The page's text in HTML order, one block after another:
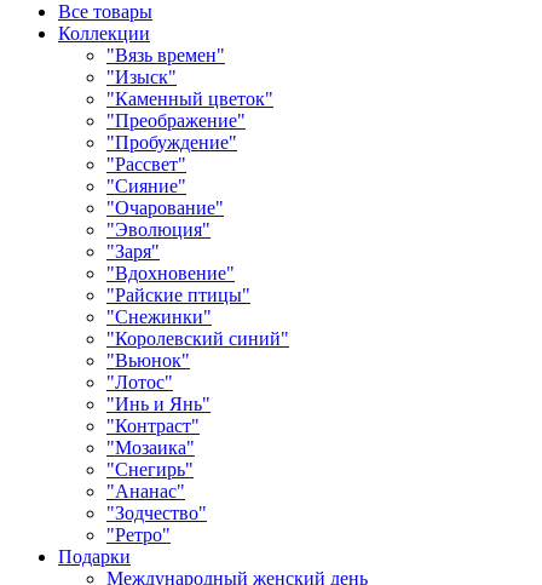
Все товары
Коллекции
"Вязь времен"
"Изыск"
"Каменный цветок"
"Преображение"
"Пробуждение"
"Рассвет"
"Сияние"
"Очарование"
"Эволюция"
"Заря"
"Вдохновение"
"Райские птицы"
"Снежинки"
"Королевский синий"
"Вьюнок"
"Лотос"
"Инь и Янь"
"Контраст"
"Мозаика"
"Снегирь"
"Ананас"
"Зодчество"
"Ретро"
Подарки
Международный женский день